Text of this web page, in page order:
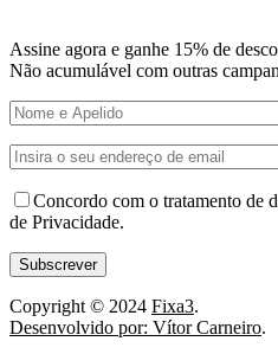
Assine agora e ganhe 15% de
Não acumulável com outras
Concordo com o tratamento de
de Privacidade.
Copyright © 2024 Fixa3.
Desenvolvido por: Vítor Carneiro.